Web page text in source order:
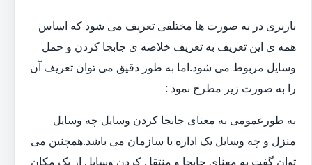
باربری در به صورت ها مختلفی تعریف می شود که اساس
همه ی این تعریف به تعریف خلاصه ی جابجا کردن و حمل
وسایل مربوط می شود.اما به طور دقیق می توان تعریف آن
را به صورت زیر مطرح نمود :
به طورعمومی به معنای جابجا کردن وسایل چه وسایل
منزل و چه وسایل یک اداره یا سازمان می باشد.همچنین می
توان گفت به معنای جابجا و منتقل کردن وسایل از یک مکان